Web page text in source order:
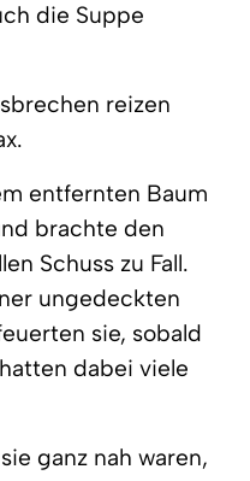
die Suppe
reizen
entfernten Baum
brachte den
Schuss zu Fall.
ungedeckten
sie, sobald
dabei viele
ganz nah waren,